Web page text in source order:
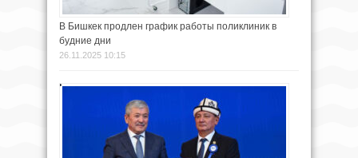
В Бишкек продлен график работы поликлиник в
будние дни
26.11.2025 10:15